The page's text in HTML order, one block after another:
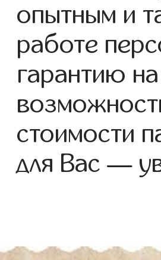
опытным и
работе
гарантию
стоимости
для Вас —